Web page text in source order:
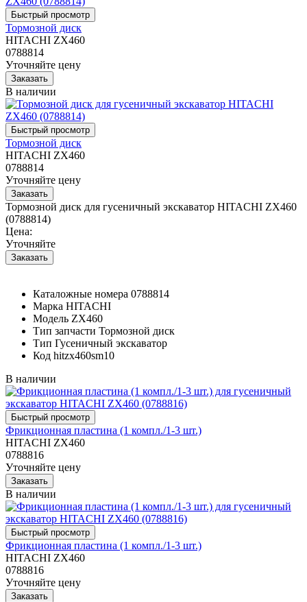
Тормозной диск
HITACHI ZX460
0788814
Уточняйте цену
В наличии
Тормозной диск
HITACHI ZX460
0788814
Уточняйте цену
Тормозной диск для гусеничный экскаватор HITACHI ZX460
(0788814)
Цена:
Уточняйте
Каталожные номера 0788814
Марка HITACHI
Модель ZX460
Тип запчасти Тормозной диск
Тип Гусеничный экскаватор
Код hitzx460sm10
В наличии
Фрикционная пластина (1 компл./1-3 шт.)
HITACHI ZX460
0788816
Уточняйте цену
В наличии
Фрикционная пластина (1 компл./1-3 шт.)
HITACHI ZX460
0788816
Уточняйте цену